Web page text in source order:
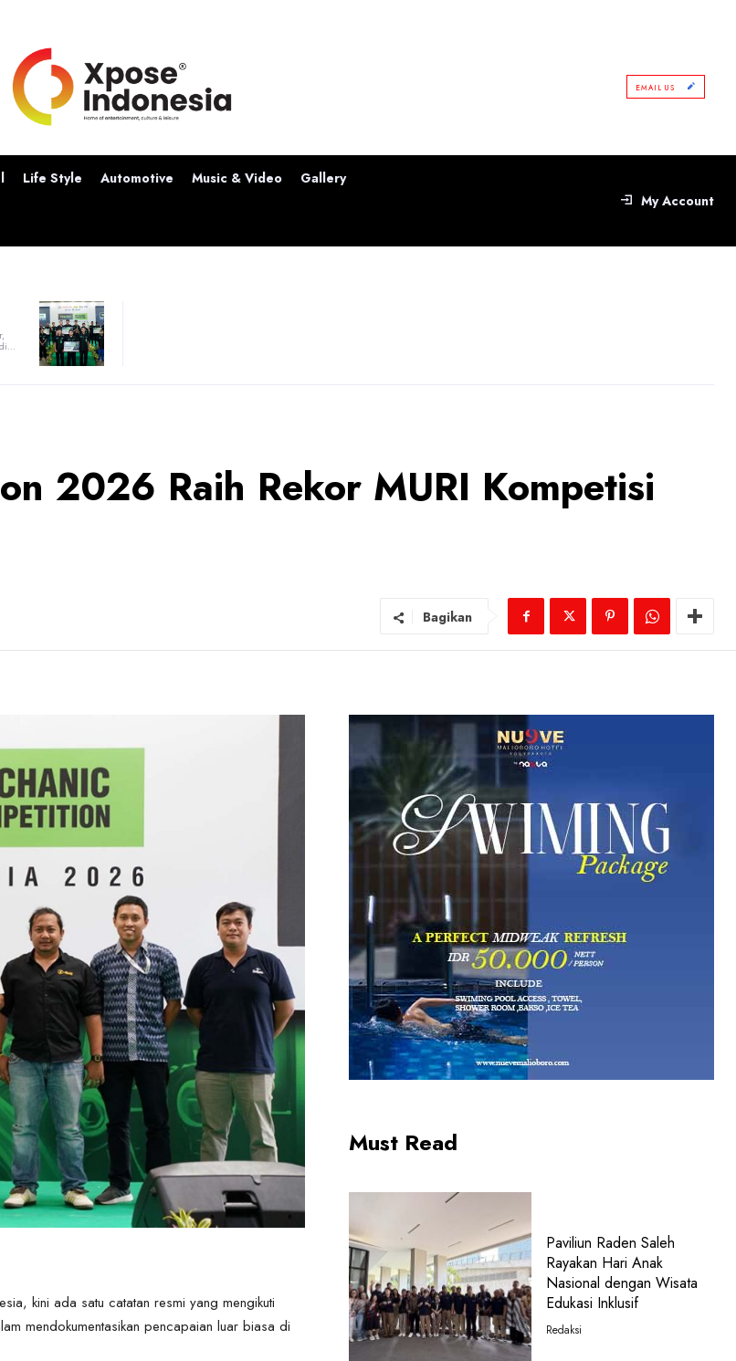
EMAIL US
Life Style Automotive Music & Video Gallery
My Account
2026 Raih Rekor MURI Kompetisi
Bagikan
kini ada satu catatan resmi yang mengikuti
mendokumentasikan pencapaian luar biasa di
Must Read
Paviliun Raden Saleh
Rayakan Hari Anak
Nasional dengan Wisata
Edukasi Inklusif
Redaksi